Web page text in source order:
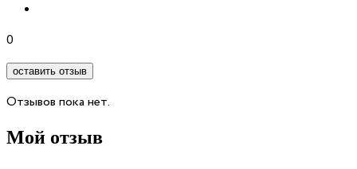
0
оставить отзыв
Отзывов пока нет.
Мой отзыв